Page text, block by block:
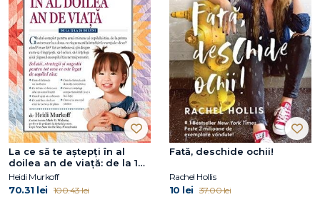
La ce să te aștepți în al
doilea an de viață: de la 12
la 24 de luni
Heidi Murkoff
70.31 lei 100.43 lei
Fată, deschide ochii!
Rachel Hollis
10 lei 37.00 lei